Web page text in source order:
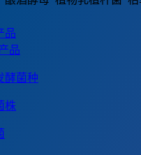
品
品
酵菌种
株